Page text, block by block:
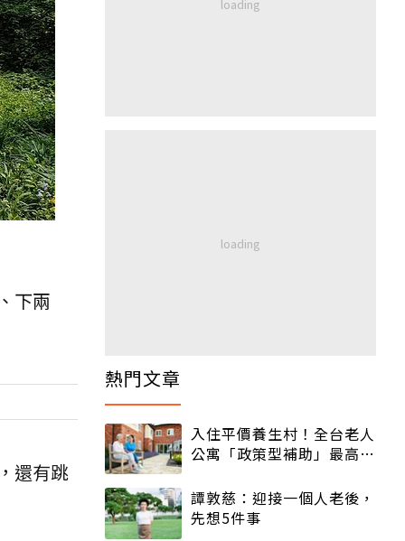
下兩
還有跳
熱門文章
入住平價養生村！全台老人
公寓「政策型補助」最高打
譚敦慈：迎接一個人老後，
先想5件事